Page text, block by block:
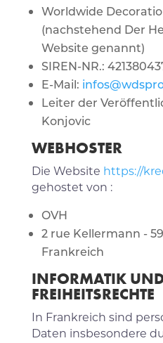
Worldwide
(nachstehend Der
Website genannt)
SIREN-NR.:
E-Mail:
Leiter der
Konjovic
WEBHOSTER
Die Website https://
gehostet von :
OVH
2 rue Kellermann -
Frankreich
INFORMATIK
FREIHEITSRECHTE
In Frankreich sind
Daten insbesondere